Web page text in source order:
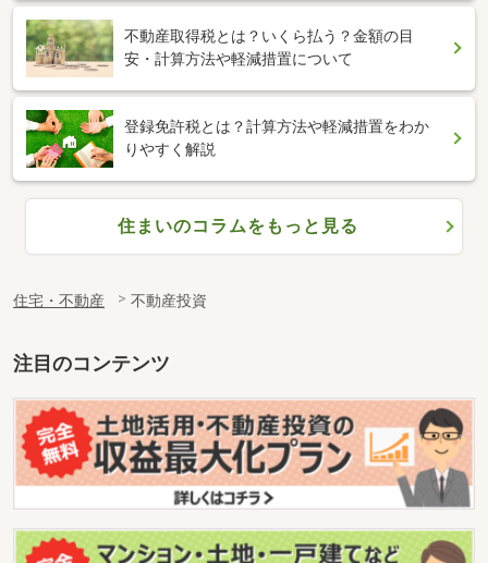
不動産取得税とは？いくら払う？金額の目
安・計算方法や軽減措置について
登録免許税とは？計算方法や軽減措置をわか
りやすく解説
住まいのコラムをもっと見る
住宅・不動産 不動産投資
注目のコンテンツ